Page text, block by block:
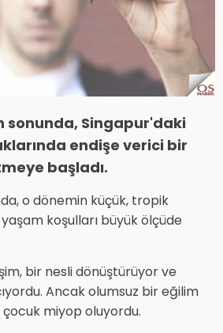
sonunda, Singapur'daki
endişe verici bir
başladı.
o dönemin küçük, tropik
koşulları büyük ölçüde
bir nesli dönüştürüyor ve
Ancak olumsuz bir eğilim
çocuk miyop oluyordu.